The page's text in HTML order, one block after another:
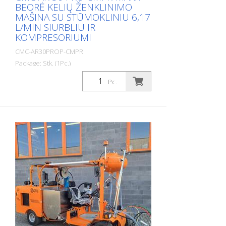
BEORĖ KELIŲ ŽENKLINIMO
MAŠINA SU STŪMOKLINIU 6,17
L/MIN SIURBLIU IR
KOMPRESORIUMI
CMC-AR30PROP-CMPR
Package: Stk. (1Pc.)
Profesionali kelių ženklinimo mašina,
skirta mažiems ir vidutinio dydžio
kompresorių ir unikalų RMCD - kelių
ženklinimo kontrolės įrenginį. Benzininis
variklis: - Variklis: Briggs & Stratton
Vanguard - Galingumas 6 AG -
Akumuliatoriui įkrauti skirtas kintamosios
srovės generatorius - Elektrinis ir rankinis
starteris - Pneumatinis beoris pistoletas
CMC P20 - Darbinė lemputė ir rotacinė
lemputė Kompresorius: - Kompresorius:
120 litrų per minutę - Pneumatiniam
pistoletų paleidimui Purkštukai: - su
Pc.